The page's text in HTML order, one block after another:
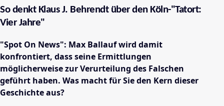
So denkt Klaus J. Behrendt über den Köln-"Tatort:
Vier Jahre"
"Spot On News": Max Ballauf wird damit
konfrontiert, dass seine Ermittlungen
möglicherweise zur Verurteilung des Falschen
geführt haben. Was macht für Sie den Kern dieser
Geschichte aus?